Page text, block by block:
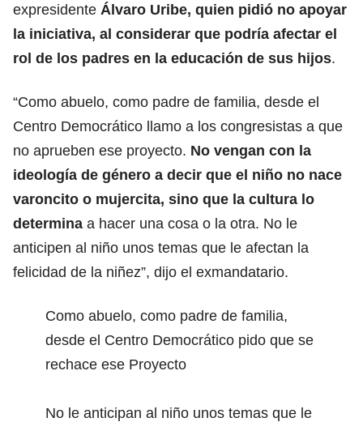
expresidente Álvaro Uribe, quien pidió no apoyar
la iniciativa, al considerar que podría afectar el
rol de los padres en la educación de sus hijos.
“Como abuelo, como padre de familia, desde el
Centro Democrático llamo a los congresistas a que
no aprueben ese proyecto. No vengan con la
ideología de género a decir que el niño no nace
varoncito o mujercita, sino que la cultura lo
determina a hacer una cosa o la otra. No le
anticipen al niño unos temas que le afectan la
felicidad de la niñez”, dijo el exmandatario.
Como abuelo, como padre de familia,
desde el Centro Democrático pido que se
rechace ese Proyecto
No le anticipan al niño unos temas que le